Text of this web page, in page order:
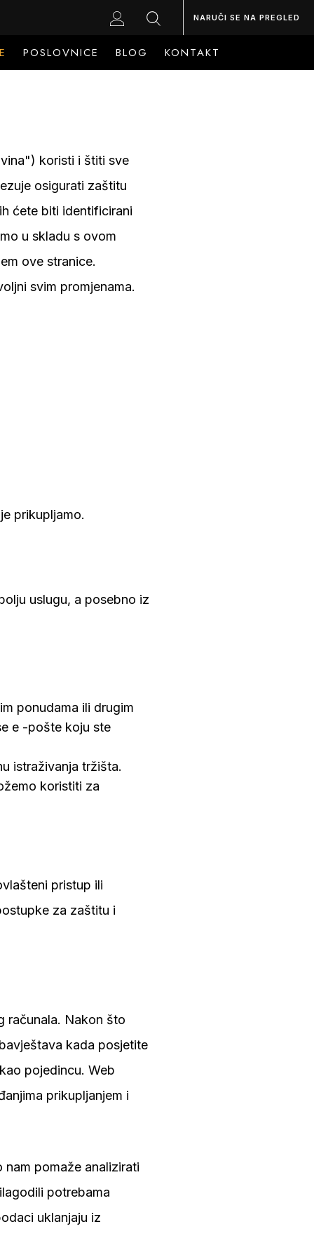
NARUČI SE NA PREGLED
POSLOVNICE BLOG KONTAKT
koristi i štiti sve
osigurati zaštitu
ćete biti identificirani
u skladu s ovom
ove stranice.
svim promjenama.
prikupljamo.
uslugu, a posebno iz
ponudama ili drugim
e -pošte koju ste
istraživanja tržišta.
koristiti za
pristup ili
za zaštitu i
računala. Nakon što
kada posjetite
pojedincu. Web
prikupljanjem i
pomaže analizirati
potrebama
uklanjaju iz